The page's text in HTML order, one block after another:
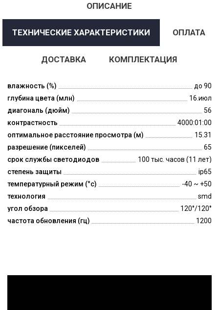
ОПИСАНИЕ
ТЕХНИЧЕСКИЕ ХАРАКТЕРИСТИКИ ОПЛАТА
ДОСТАВКА КОМПЛЕКТАЦИЯ
влажность (%)
до 90
глубина цвета (млн)
16.июл
диагональ (дюйм)
56
контрастность
4000:01:00
оптимальное расстояние просмотра (м)
15.31
разрешение (пикселей)
65
срок службы светодиодов
100 тыс. часов (11 лет)
степень защиты
ip65
температурный режим (°c)
-40 ~ +50
технология
smd
угол обзора
120°/120°
частота обновления (гц)
1200